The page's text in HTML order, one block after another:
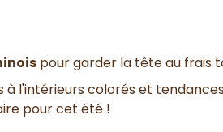
pour garder la tête au frais
à l'intérieurs colorés et
pour cet été !